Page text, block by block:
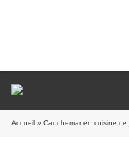
Accueil » Cauchemar en cuisine ce